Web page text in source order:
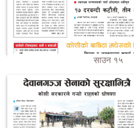
साउन १५